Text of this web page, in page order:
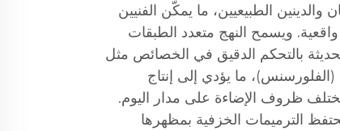
والدينين الطبيعيين، ما يمكّن الفنيين
ويسمح النهج متعدد الطبقات
بالتحكم الدقيق في الخصائص مثل
(الفلورسنس)، ما يؤدي إلى إنتاج
ظروف الإضاءة على مدار اليوم.
الترميمات الخزفية بمظهرها